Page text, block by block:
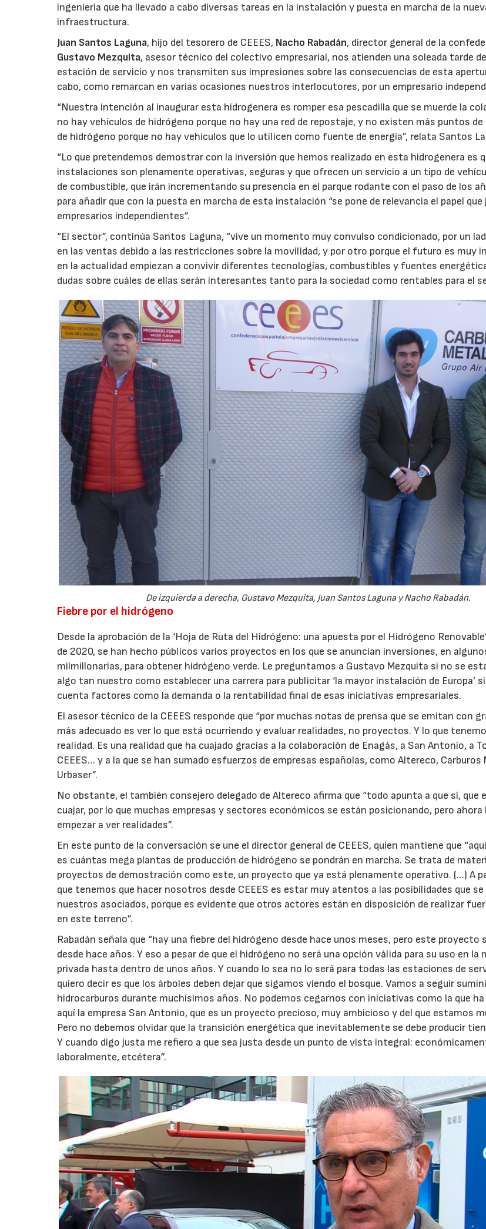
ingeniería que ha llevado a cabo diversas tareas en la instalación y puesta en marcha de la
infraestructura.
Juan Santos Laguna, hijo del tesorero de CEEES, Nacho Rabadán, director general de la
Gustavo Mezquita, asesor técnico del colectivo empresarial, nos atienden una soleada tarde
estación de servicio y nos transmiten sus impresiones sobre las consecuencias de esta
cabo, como remarcan en varias ocasiones nuestros interlocutores, por un empresario
“Nuestra intención al inaugurar esta hidrogenera es romper esa pescadilla que se muerde la
no hay vehículos de hidrógeno porque no hay una red de repostaje, y no existen más puntos
de hidrógeno porque no hay vehículos que lo utilicen como fuente de energía”, relata Santos
“Lo que pretendemos demostrar con la inversión que hemos realizado en esta hidrogenera es
instalaciones son plenamente operativas, seguras y que ofrecen un servicio a un tipo de
de combustible, que irán incrementando su presencia en el parque rodante con el paso de los
para añadir que con la puesta en marcha de esta instalación “se pone de relevancia el papel
empresarios independientes”.
“El sector”, continúa Santos Laguna, “vive un momento muy convulso condicionado, por un
en las ventas debido a las restricciones sobre la movilidad, y por otro porque el futuro es muy
en la actualidad empiezan a convivir diferentes tecnologías, combustibles y fuentes
dudas sobre cuáles de ellas serán interesantes tanto para la sociedad como rentables para el
De izquierda a derecha, Gustavo Mezquita, Juan Santos Laguna y Nacho Rabadán.
Fiebre por el hidrógeno
Desde la aprobación de la ‘Hoja de Ruta del Hidrógeno: una apuesta por el Hidrógeno
de 2020, se han hecho públicos varios proyectos en los que se anuncian inversiones, en
milmillonarias, para obtener hidrógeno verde. Le preguntamos a Gustavo Mezquita si no se
algo tan nuestro como establecer una carrera para publicitar ‘la mayor instalación de Europa’
cuenta factores como la demanda o la rentabilidad final de esas iniciativas empresariales.
El asesor técnico de la CEEES responde que “por muchas notas de prensa que se emitan con
más adecuado es ver lo que está ocurriendo y evaluar realidades, no proyectos. Y lo que
realidad. Es una realidad que ha cuajado gracias a la colaboración de Enagás, a San Antonio, a
CEEES… y a la que se han sumado esfuerzos de empresas españolas, como Altereco,
Urbaser”.
No obstante, el también consejero delegado de Altereco afirma que “todo apunta a que sí, que
cuajar, por lo que muchas empresas y sectores económicos se están posicionando, pero ahora
empezar a ver realidades”.
En este punto de la conversación se une el director general de CEEES, quien mantiene que
es cuántas mega plantas de producción de hidrógeno se pondrán en marcha. Se trata de
proyectos de demostración como este, un proyecto que ya está plenamente operativo. (…) A
que tenemos que hacer nosotros desde CEEES es estar muy atentos a las posibilidades que se
nuestros asociados, porque es evidente que otros actores están en disposición de realizar
en este terreno”.
Rabadán señala que “hay una fiebre del hidrógeno desde hace unos meses, pero este proyecto
desde hace años. Y eso a pesar de que el hidrógeno no será una opción válida para su uso en la
privada hasta dentro de unos años. Y cuando lo sea no lo será para todas las estaciones de
quiero decir es que los árboles deben dejar que sigamos viendo el bosque. Vamos a seguir
hidrocarburos durante muchísimos años. No podemos cegarnos con iniciativas como la que
aquí la empresa San Antonio, que es un proyecto precioso, muy ambicioso y del que estamos
Pero no debemos olvidar que la transición energética que inevitablemente se debe producir
Y cuando digo justa me refiero a que sea justa desde un punto de vista integral:
laboralmente, etcétera”.